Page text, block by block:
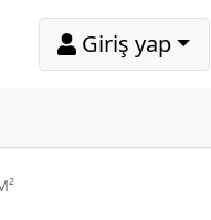
Giriş yap